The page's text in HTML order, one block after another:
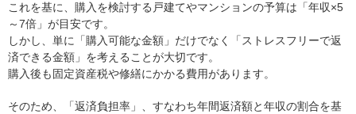
これを基に、購入を検討する戸建てやマンションの予算は「年収×5
～7倍」が目安です。
しかし、単に「購入可能な金額」だけでなく「ストレスフリーで返
済できる金額」を考えることが大切です。
購入後も固定資産税や修繕にかかる費用があります。
そのため、「返済負担率」、すなわち年間返済額と年収の割合を基